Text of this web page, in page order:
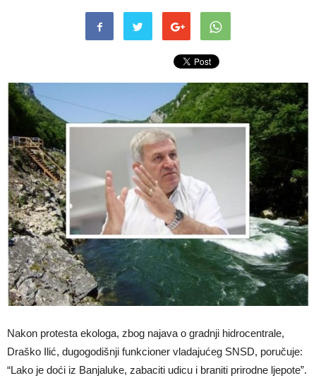
Nakon protesta ekologa, zbog najava o gradnji hidrocentrale,
Draško Ilić, dugogodišnji funkcioner vladajućeg SNSD, poručuje:
“Lako je doći iz Banjaluke, zabaciti udicu i braniti prirodne ljepote”.